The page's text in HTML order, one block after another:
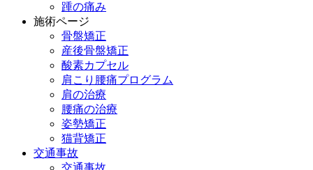
踵の痛み
施術ページ
骨盤矯正
産後骨盤矯正
酸素カプセル
肩こり腰痛プログラム
肩の治療
腰痛の治療
姿勢矯正
猫背矯正
交通事故
交通事故